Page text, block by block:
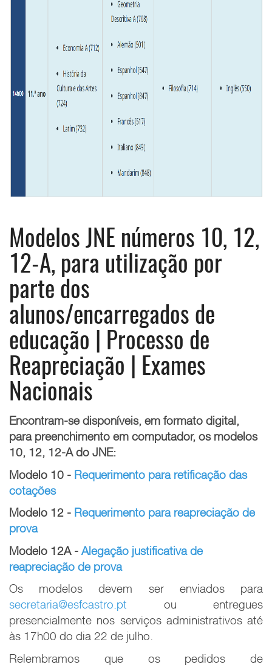
Modelos JNE números 10, 12,
12-A, para utilização por
parte dos
alunos/encarregados de
educação | Processo de
Reapreciação | Exames
Nacionais
Encontram-se disponíveis, em formato digital,
para preenchimento em computador, os modelos
10, 12, 12-A do JNE:
Modelo 10 - Requerimento para retificação das
cotações
Modelo 12 - Requerimento para reapreciação de
prova
Modelo 12A - Alegação justificativa de
reapreciação de prova
Os modelos devem ser enviados para
secretaria@esfcastro.pt ou entregues
presencialmente nos serviços administrativos até
às 17h00 do dia 22 de julho.
Relembramos que os pedidos de